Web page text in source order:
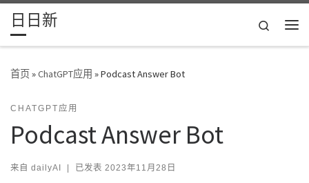
Skip to content
日日新
Search
首页»ChatGPT应用 »Podcast Answer Bot
CHATGPT应用
Podcast Answer Bot
来自 dailyAI | 已发表 2023年11月28日